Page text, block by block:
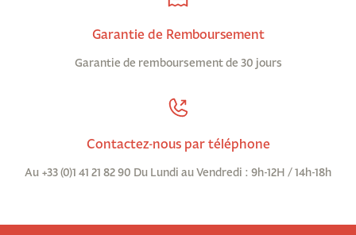
Garantie de Remboursement
Garantie de remboursement de 30 jours
Contactez-nous par téléphone
Au +33 (0)1 41 21 82 90 Du Lundi au Vendredi : 9h-12H / 14h-18h